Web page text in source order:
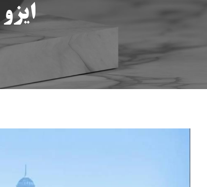
ایزو ۱۷۰۲۵ چیست و چه کاربردی دارد؟